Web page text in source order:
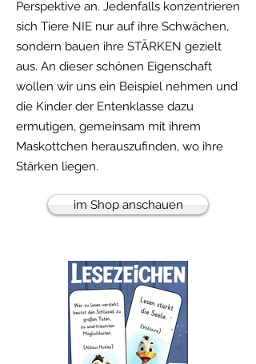
Perspektive an. Jedenfalls konzentrieren
sich Tiere NIE nur auf ihre Schwächen,
sondern bauen ihre STÄRKEN gezielt
aus. An dieser schönen Eigenschaft
wollen wir uns ein Beispiel nehmen und
die Kinder der Entenklasse dazu
ermutigen, gemeinsam mit ihrem
Maskottchen herauszufinden, wo ihre
Stärken liegen.
im Shop anschauen